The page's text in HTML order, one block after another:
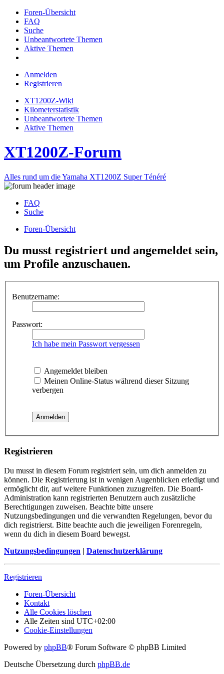
Foren-Übersicht
FAQ
Suche
Unbeantwortete Themen
Aktive Themen
Anmelden
Registrieren
XT1200Z-Wiki
Kilometerstatistik
Unbeantwortete Themen
Aktive Themen
XT1200Z-Forum
Alles rund um die Yamaha XT1200Z Super Ténéré
FAQ
Suche
Foren-Übersicht
Du musst registriert und angemeldet sein,
um Profile anzuschauen.
Benutzername:
Passwort:
Ich habe mein Passwort vergessen
Angemeldet bleiben
Meinen Online-Status während dieser Sitzung
verbergen
Registrieren
Du musst in diesem Forum registriert sein, um dich anmelden zu
können. Die Registrierung ist in wenigen Augenblicken erledigt und
ermöglicht dir, auf weitere Funktionen zuzugreifen. Die Board-
Administration kann registrierten Benutzern auch zusätzliche
Berechtigungen zuweisen. Beachte bitte unsere
Nutzungsbedingungen und die verwandten Regelungen, bevor du
dich registrierst. Bitte beachte auch die jeweiligen Forenregeln,
wenn du dich in diesem Board bewegst.
Nutzungsbedingungen | Datenschutzerklärung
Registrieren
Foren-Übersicht
Kontakt
Alle Cookies löschen
Alle Zeiten sind UTC+02:00
Cookie-Einstellungen
Powered by phpBB® Forum Software © phpBB Limited
Deutsche Übersetzung durch phpBB.de